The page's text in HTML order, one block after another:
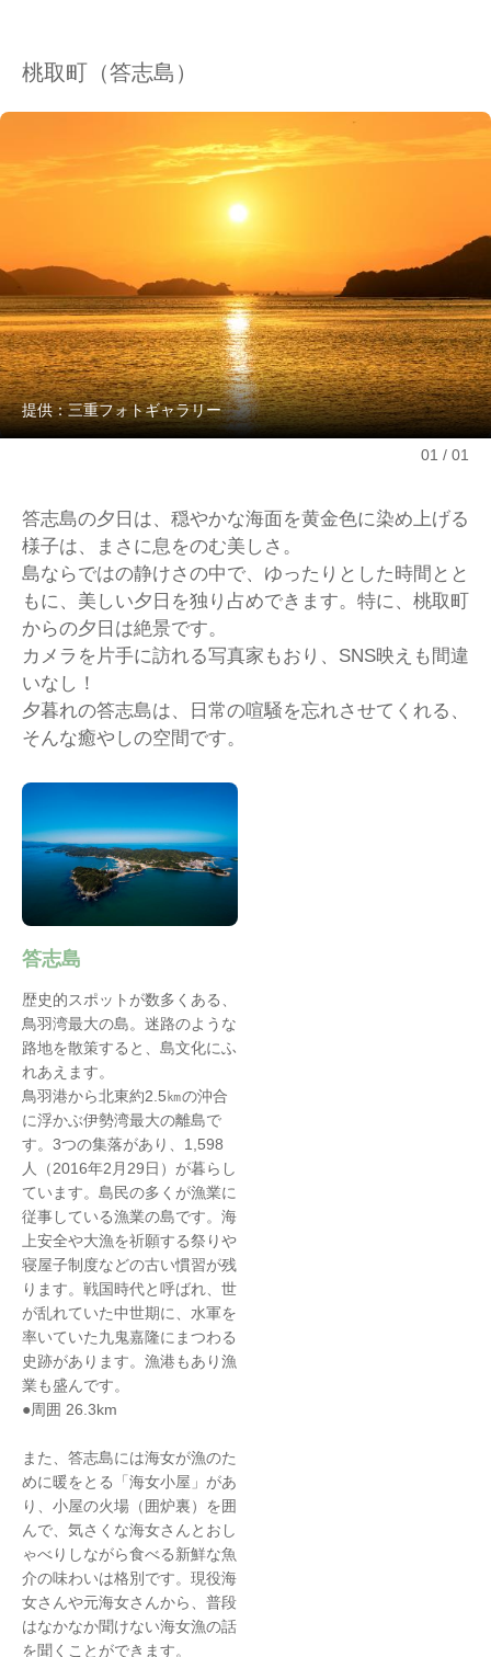
桃取町（答志島）
提供：三重フォトギャラリー
01 01
答志島の夕日は、穏やかな海面を黄金色に染め上げる
様子は、まさに息をのむ美しさ。
島ならではの静けさの中で、ゆったりとした時間とと
もに、美しい夕日を独り占めできます。特に、桃取町
からの夕日は絶景です。
カメラを片手に訪れる写真家もおり、SNS映えも間違
いなし！
夕暮れの答志島は、日常の喧騒を忘れさせてくれる、
そんな癒やしの空間です。
答志島
歴史的スポットが数多くある、
鳥羽湾最大の島。迷路のような
路地を散策すると、島文化にふ
れあえます。
鳥羽港から北東約2.5㎞の沖合
に浮かぶ伊勢湾最大の離島で
す。3つの集落があり、1,598
人（2016年2月29日）が暮らし
ています。島民の多くが漁業に
従事している漁業の島です。海
上安全や大漁を祈願する祭りや
寝屋子制度などの古い慣習が残
ります。戦国時代と呼ばれ、世
が乱れていた中世期に、水軍を
率いていた九鬼嘉隆にまつわる
史跡があります。漁港もあり漁
業も盛んです。
●周囲 26.3km
また、答志島には海女が漁のた
めに暖をとる「海女小屋」があ
り、小屋の火場（囲炉裏）を囲
んで、気さくな海女さんとおし
ゃべりしながら食べる新鮮な魚
介の味わいは格別です。現役海
女さんや元海女さんから、普段
はなかなか聞けない海女漁の話
を聞くことができます。